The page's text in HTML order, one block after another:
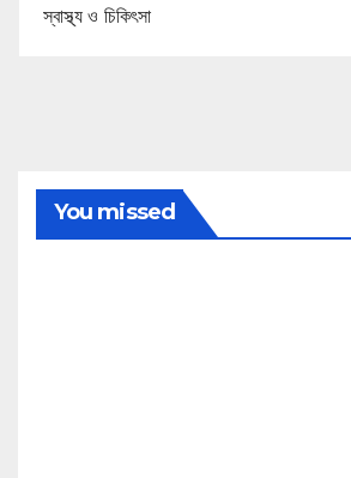
স্বাস্থ্য ও চিকিৎসা
You missed